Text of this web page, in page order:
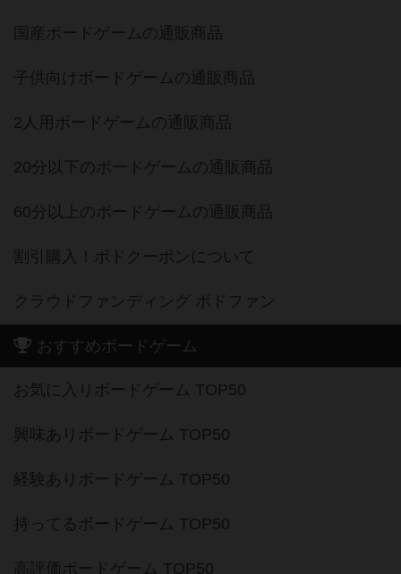
国産ボードゲームの通販商品
子供向けボードゲームの通販商品
2人用ボードゲームの通販商品
20分以下のボードゲームの通販商品
60分以上のボードゲームの通販商品
割引購入！ボドクーポンについて
クラウドファンディング ボドファン
おすすめボードゲーム
お気に入りボードゲーム TOP50
興味ありボードゲーム TOP50
経験ありボードゲーム TOP50
持ってるボードゲーム TOP50
高評価ボードゲーム TOP50